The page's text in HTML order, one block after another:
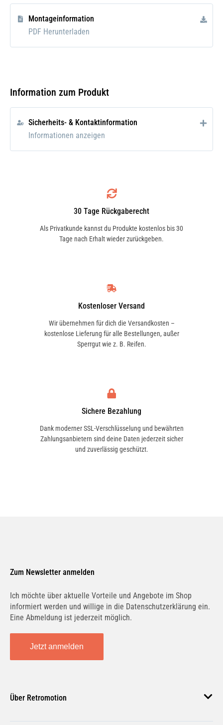
DENSO
DENSO
447160-4345
DENSO
ELSTOCK
LUCAS
ACP01219
Montageinformation
PDF Herunterladen
Information zum Produkt
Sicherheits- & Kontaktinformation
Informationen anzeigen
30 Tage Rückgaberecht
Als Privatkunde kannst du Produkte kostenlos bis 30
Tage nach Erhalt wieder zurückgeben.
Kostenloser Versand
Wir übernehmen für dich die Versandkosten –
kostenlose Lieferung für alle Bestellungen, außer
Sperrgut wie z. B. Reifen.
Sichere Bezahlung
Dank moderner SSL-Verschlüsselung und bewährten
Zahlungsanbietern sind deine Daten jederzeit sicher
und zuverlässig geschützt.
Zum Newsletter anmelden
Ich möchte über aktuelle Vorteile und Angebote im Shop
informiert werden und willige in die Datenschutzerklärung ein.
Eine Abmeldung ist jederzeit möglich.
Jetzt anmelden
Über Retromotion